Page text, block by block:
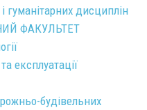
гуманітарних дисциплін
ФАКУЛЬТЕТ
експлуатації
будівельних